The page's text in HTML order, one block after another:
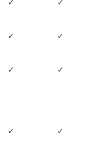
✓ ✓
✓ ✓
✓ ✓
✓
✓